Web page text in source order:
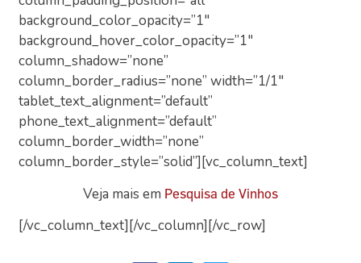
background_color_opacity=”1″
background_hover_color_opacity=”1″
column_shadow=”none”
column_border_radius=”none” width=”1/1″
tablet_text_alignment=”default”
phone_text_alignment=”default”
column_border_width=”none”
column_border_style=”solid”][vc_column_text]
Veja mais em Pesquisa de Vinhos
[/vc_column_text][/vc_column][/vc_row]